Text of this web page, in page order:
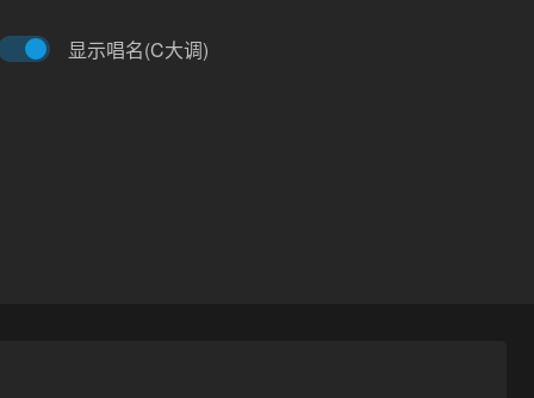
显示唱名(C大调)